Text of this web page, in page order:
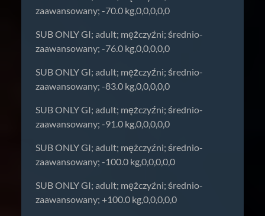
zaawansowany; -70.0 kg,0,0,0,0,0
SUB ONLY GI; adult; mężczyźni; średnio-
zaawansowany; -76.0 kg,0,0,0,0,0
SUB ONLY GI; adult; mężczyźni; średnio-
zaawansowany; -83.0 kg,0,0,0,0,0
SUB ONLY GI; adult; mężczyźni; średnio-
zaawansowany; -91.0 kg,0,0,0,0,0
SUB ONLY GI; adult; mężczyźni; średnio-
zaawansowany; -100.0 kg,0,0,0,0,0
SUB ONLY GI; adult; mężczyźni; średnio-
zaawansowany; +100.0 kg,0,0,0,0,0